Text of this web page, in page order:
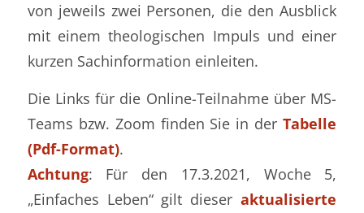
von jeweils zwei Personen, die den Ausblick
mit einem theologischen Impuls und einer
kurzen Sachinformation einleiten.
Die Links für die Online-Teilnahme über MS-
Teams bzw. Zoom finden Sie in derTabelle
(Pdf-Format).
Achtung: Für den 17.3.2021, Woche 5,
„Einfaches Leben“ gilt dieseraktualisierte